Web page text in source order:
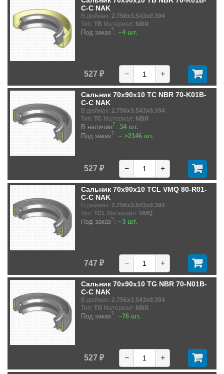
C-C NAK
В дюймах: 2.756x3.543x0.394
Тип: TB Материал: NBR
Под заказ?: ~4 шт.
527 ₽ − +
Сальник 70x90x10 TC NBR 70-K01B-
C-C NAK
В дюймах: 2.756x3.543x0.394
Тип: TC Материал: NBR
В наличии?: 34 шт.
Под заказ?: ~ >2146 шт.
527 ₽ − +
Сальник 70x90x10 TCL VMQ 80-R01-
C-C NAK
В дюймах: 2.756x3.543x0.394
Тип: TCL Материал: VMQ
Под заказ?: ~3 шт.
747 ₽ − +
Сальник 70x90x10 TG NBR 70-N01B-
C-C NAK
В дюймах: 2.756x3.543x0.394
Тип: TG Материал: NBR
Под заказ?: ~76 шт.
527 ₽ − +